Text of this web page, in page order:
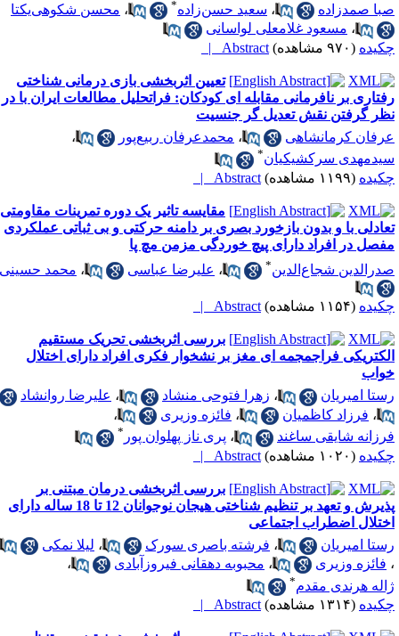
صمدزاده
،سعید حسن‌زاده ،محسن شکوهی‌یکتا
،مسعود غلامعلی لواسانی
(۹۷۰ مشاهده) Abstract |
تعیین اثربخشی بازی درمانی شناختی
بر نافرمانی مقابله ای کودکان: فراتحلیل مطالعات ایران با در
گرفتن نقش تعدیل گر جنسیت
کرمانشاهی
،محمدعرفان ربیع‌پور
،
سرکشیکیان *
(۱۱۹۹ مشاهده) Abstract |
مقایسه تاثیر یک دوره تمرینات مقاومتی-
با و بدون بازخورد بصری بر دامنه حرکتی و بی ثباتی عملکردی
در افراد دارای پیچ خوردگی مزمن مچ پا
شجاع‌الدین
،علیرضا عباسی ،محمد حسینی
(۱۱۵۴ مشاهده) Abstract |
بررسی اثربخشی تحریک مستقیم
فراجمجمه ای مغز بر نشخوار فکری افراد دارای اختلال
امیریان
،زهرا فتوحی منشاد ،علیرضا روانشاد
،فرزاد کاظمیان ،فائزه وزیری
،
شایقی ساغند
،پری ناز پهلوان پور
(۱۰۲۰ مشاهده) Abstract |
بررسی اثربخشی درمان مبتنی بر
پذیرش و تعهد بر تنظیم شناختی هیجان نوجوانان 12 تا 18 ساله دارای
اضطراب اجتماعی
امیریان
،فرشته باصری سورک ،لیلا نمکی
فائزه وزیری ،محبوبه دهقانی فیروزآبادی
،
هرندی مقدم
(۱۳۱۴ مشاهده) Abstract |